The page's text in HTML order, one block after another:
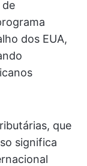
de
dos EUA,
que
significa